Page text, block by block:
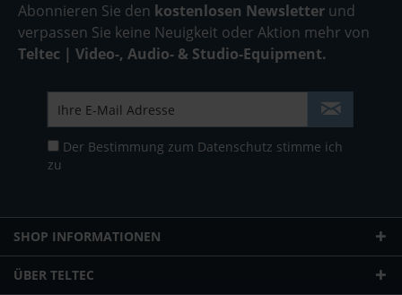
Abonnieren Sie den kostenlosen Newsletter und
verpassen Sie keine Neuigkeit oder Aktion mehr von
Teltec | Video-, Audio- & Studio-Equipment.
Der Bestimmung zum Datenschutz stimme ich
zu
SHOP INFORMATIONEN
ÜBER TELTEC